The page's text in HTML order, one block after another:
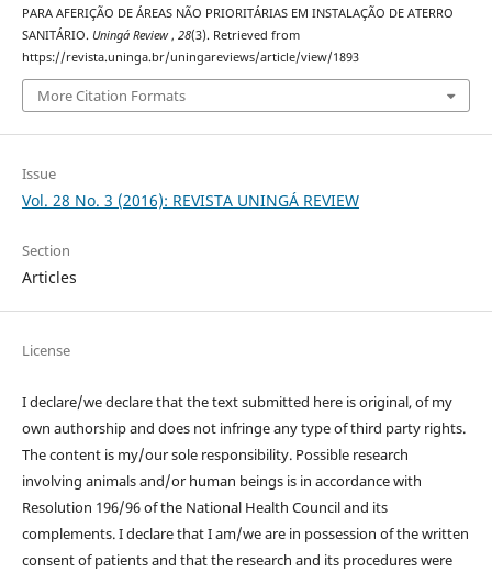
PARA AFERIÇÃO DE ÁREAS NÃO PRIORITÁRIAS EM INSTALAÇÃO DE ATERRO
SANITÁRIO. Uningá Review , 28(3). Retrieved from
https://revista.uninga.br/uningareviews/article/view/1893
More Citation Formats
Issue
Vol. 28 No. 3 (2016): REVISTA UNINGÁ REVIEW
Section
Articles
License
I declare/we declare that the text submitted here is original, of my
own authorship and does not infringe any type of third party rights.
The content is my/our sole responsibility. Possible research
involving animals and/or human beings is in accordance with
Resolution 196/96 of the National Health Council and its
complements. I declare that I am/we are in possession of the written
consent of patients and that the research and its procedures were